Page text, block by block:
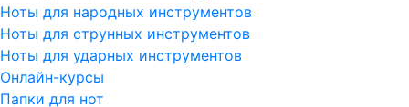
Ноты для народных инструментов
Ноты для струнных инструментов
Ноты для ударных инструментов
Онлайн-курсы
Папки для нот